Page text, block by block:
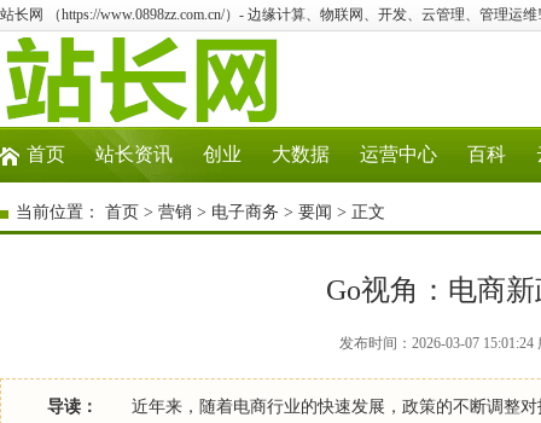
站长网 （https://www.0898zz.com.cn/）- 边缘计算、物联网、开发、云管理、管理运维!
首页 站长资讯 创业 大数据 运营中心 百科
当前位置： 首页 > 营销 > 电子商务 > 要闻 > 正文
Go视角：电商
发布时间：2026-03-07
导读：
近年来，随着电商行业的快速发展，政策的不断调整对